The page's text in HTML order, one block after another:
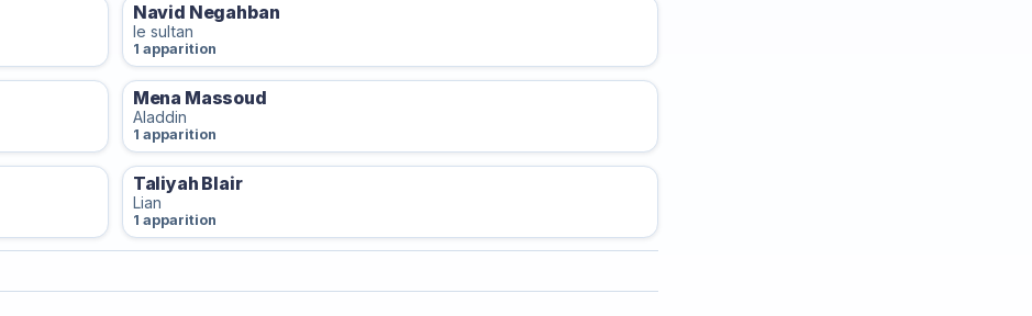
Navid Negahban
le sultan
1 apparition
Mena Massoud
Aladdin
1 apparition
Taliyah Blair
Lian
1 apparition